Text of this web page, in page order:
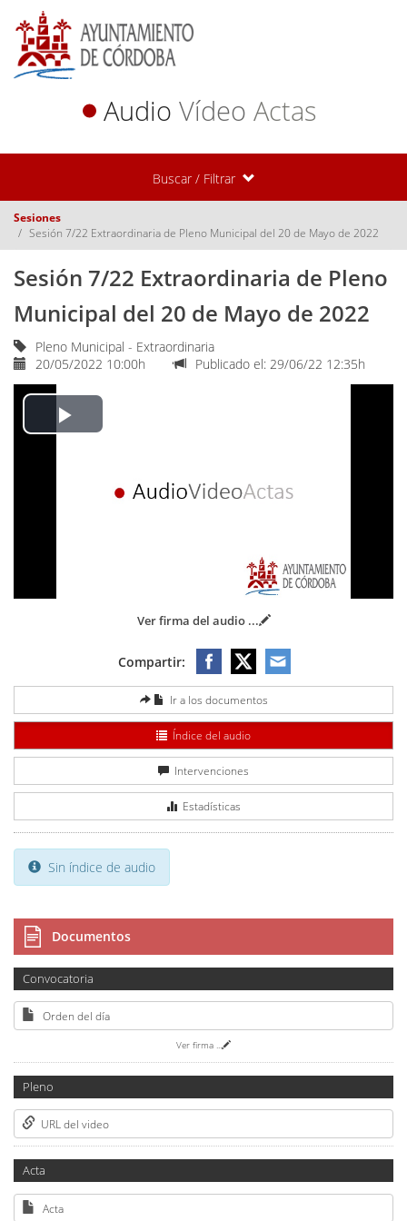
Audio Vídeo Actas
Buscar / Filtrar
Sesiones
Sesión 7/22 Extraordinaria de Pleno Municipal del 20 de Mayo de 2022
Sesión 7/22 Extraordinaria de Pleno
Municipal del 20 de Mayo de 2022
Pleno Municipal - Extraordinaria
20/05/2022 10:00h
Publicado el: 29/06/22 12:35h
Play
Ver firma del audio ...
Compartir:
Ir a los documentos
Índice del audio
Intervenciones
Estadísticas
Sin índice de audio
Documentos
Convocatoria
Orden del día
Ver firma ...
Pleno
URL del video
Acta
Acta